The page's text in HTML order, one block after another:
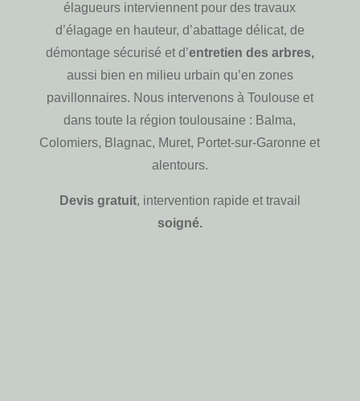
élagueurs interviennent pour des travaux
d’élagage en hauteur, d’abattage délicat, de
démontage sécurisé et d’entretien des arbres,
aussi bien en milieu urbain qu’en zones
pavillonnaires. Nous intervenons à Toulouse et
dans toute la région toulousaine : Balma,
Colomiers, Blagnac, Muret, Portet-sur-Garonne et
alentours.
Devis gratuit, intervention rapide et travail
soigné.